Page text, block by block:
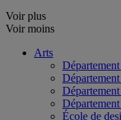
Voir plus
Voir moins
Arts
École de